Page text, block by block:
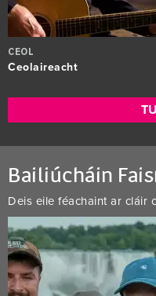
CEOL
Ceolaireacht
Bailiúcháin
Deis eile féachaint ar cláir